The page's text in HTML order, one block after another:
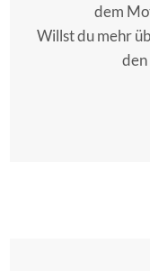
dem
Willst du mehr
den